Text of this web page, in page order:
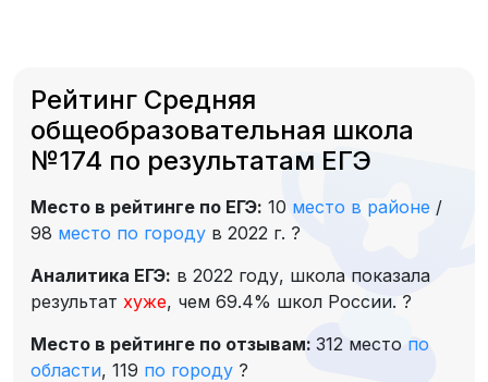
Рейтинг Средняя
общеобразовательная школа
№174 по результатам ЕГЭ
Место в рейтинге по ЕГЭ: 10 место в районе /
98 место по городу в 2022 г. ?
Аналитика ЕГЭ: в 2022 году, школа показала
результат хуже, чем 69.4% школ России. ?
Место в рейтинге по отзывам: 312 место по
области, 119 по городу ?